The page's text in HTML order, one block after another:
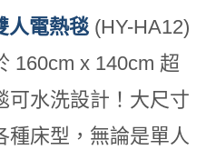
人電熱毯(HY-HA12)
160cm x 140cm 超
可水洗設計！大尺寸
種床型，無論是單人